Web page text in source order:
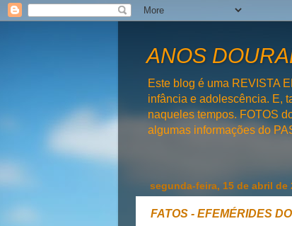
ANOS
Este blog é uma REVISTA
infância e adolescência. E,
naqueles tempos. FOTOS
algumas informações do
segunda-feira, 15 de abril de
FATOS - EFEMÉRIDES